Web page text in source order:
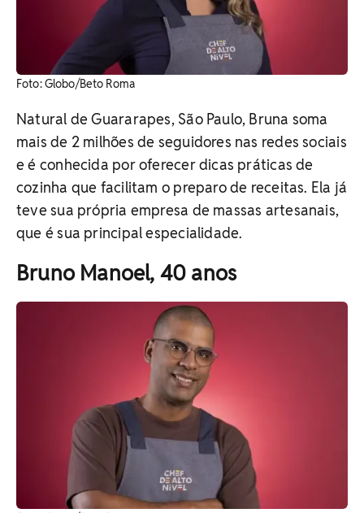
Foto: Globo/Beto Roma
Natural de Guararapes, São Paulo, Bruna soma
mais de 2 milhões de seguidores nas redes sociais
e é conhecida por oferecer dicas práticas de
cozinha que facilitam o preparo de receitas. Ela já
teve sua própria empresa de massas artesanais,
que é sua principal especialidade.
Bruno Manoel, 40 anos